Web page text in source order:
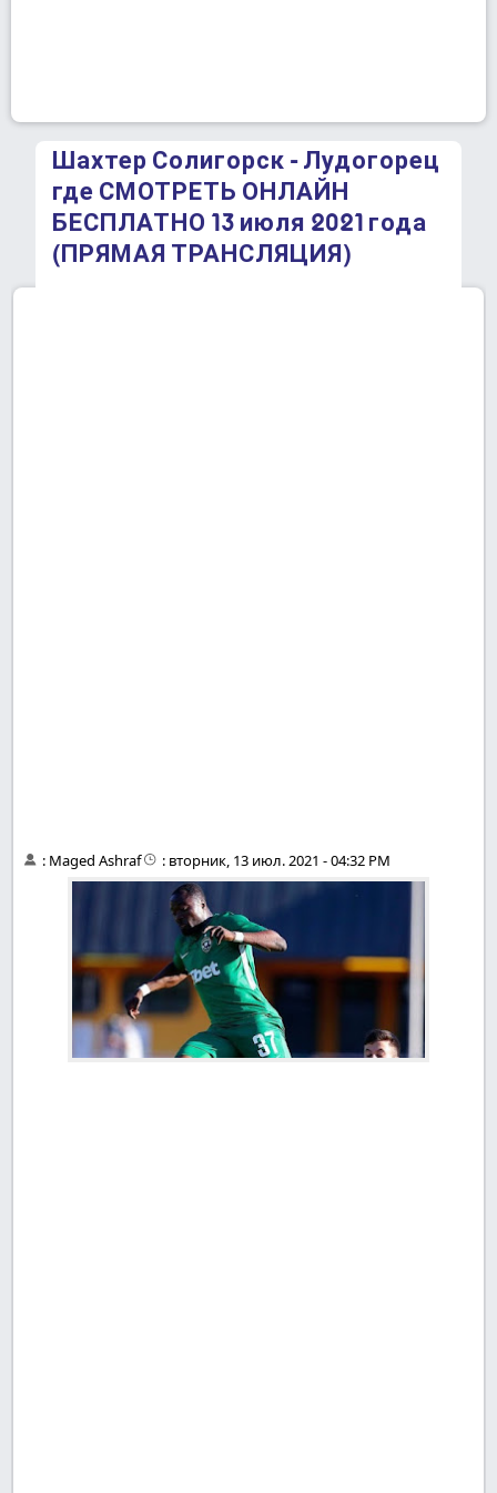
Шахтер Солигорск - Лудогорец
где СМОТРЕТЬ ОНЛАЙН
БЕСПЛАТНО 13 июля 2021 года
(ПРЯМАЯ ТРАНСЛЯЦИЯ)
: Maged Ashraf : вторник, 13 июл. 2021 - 04:32 PM